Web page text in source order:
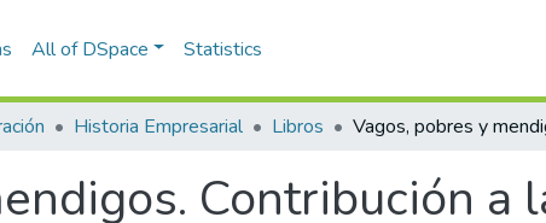
All of DSpace Statistics
Historia Empresarial Libros
Contribución a